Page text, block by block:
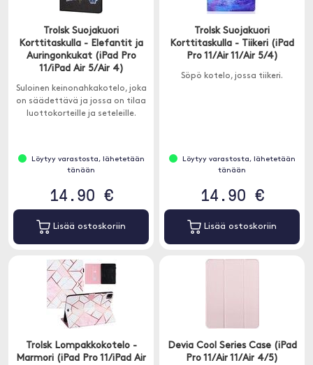
Trolsk Suojakuori
Korttitaskulla - Elefantit ja
Auringonkukat (iPad Pro
11/iPad Air 5/Air 4)
Suloinen keinonahkakotelo, joka
on säädettävä ja jossa on tilaa
luottokorteille ja seteleille.
Löytyy varastosta, lähetetään
tänään
14.90 €
Lisää ostoskoriin
Trolsk Suojakuori
Korttitaskulla - Tiikeri (iPad
Pro 11/Air 11/Air 5/4)
Söpö kotelo, jossa tiikeri.
Löytyy varastosta, lähetetään
tänään
14.90 €
Lisää ostoskoriin
Trolsk Lompakkokotelo -
Marmori (iPad Pro 11/iPad Air
Devia Cool Series Case (iPad
Pro 11/Air 11/Air 4/5)